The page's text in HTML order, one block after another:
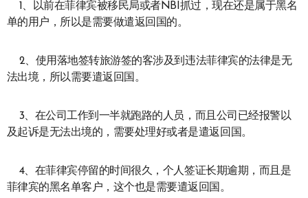
1、以前在菲律宾被移民局或者NBI抓过，现在还是属于黑名
单的用户，所以是需要做遣返回国的。
2、使用落地签转旅游签的客涉及到违法菲律宾的法律是无
法出境，所以需要遣返回国。
3、在公司工作到一半就跑路的人员，而且公司已经报警以
及起诉是无法出境的，需要处理好或者是遣返回国。
4、在菲律宾停留的时间很久，个人签证长期逾期，而且是
菲律宾的黑名单客户，这个也是需要遣返回国。